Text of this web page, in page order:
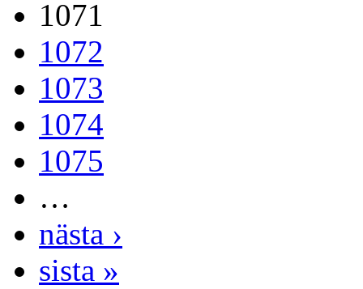
1071
1072
1073
1074
1075
…
nästa ›
sista »